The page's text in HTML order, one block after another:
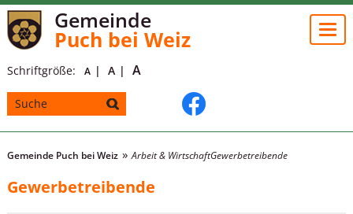
Gemeinde
Puch bei Weiz
Schriftgröße: A A A
Gemeinde Puch bei Weiz Arbeit & WirtschaftGewerbetreibende
Gewerbetreibende